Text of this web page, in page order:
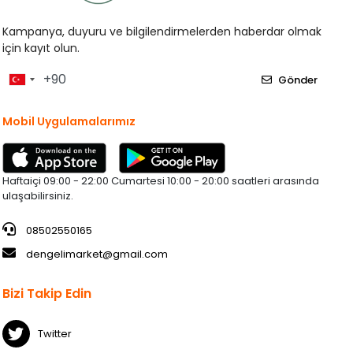
Kampanya, duyuru ve bilgilendirmelerden haberdar olmak
için kayıt olun.
Gönder
Mobil Uygulamalarımız
Haftaiçi 09:00 - 22:00 Cumartesi 10:00 - 20:00 saatleri arasında
ulaşabilirsiniz.
08502550165
dengelimarket@gmail.com
Bizi Takip Edin
Twitter